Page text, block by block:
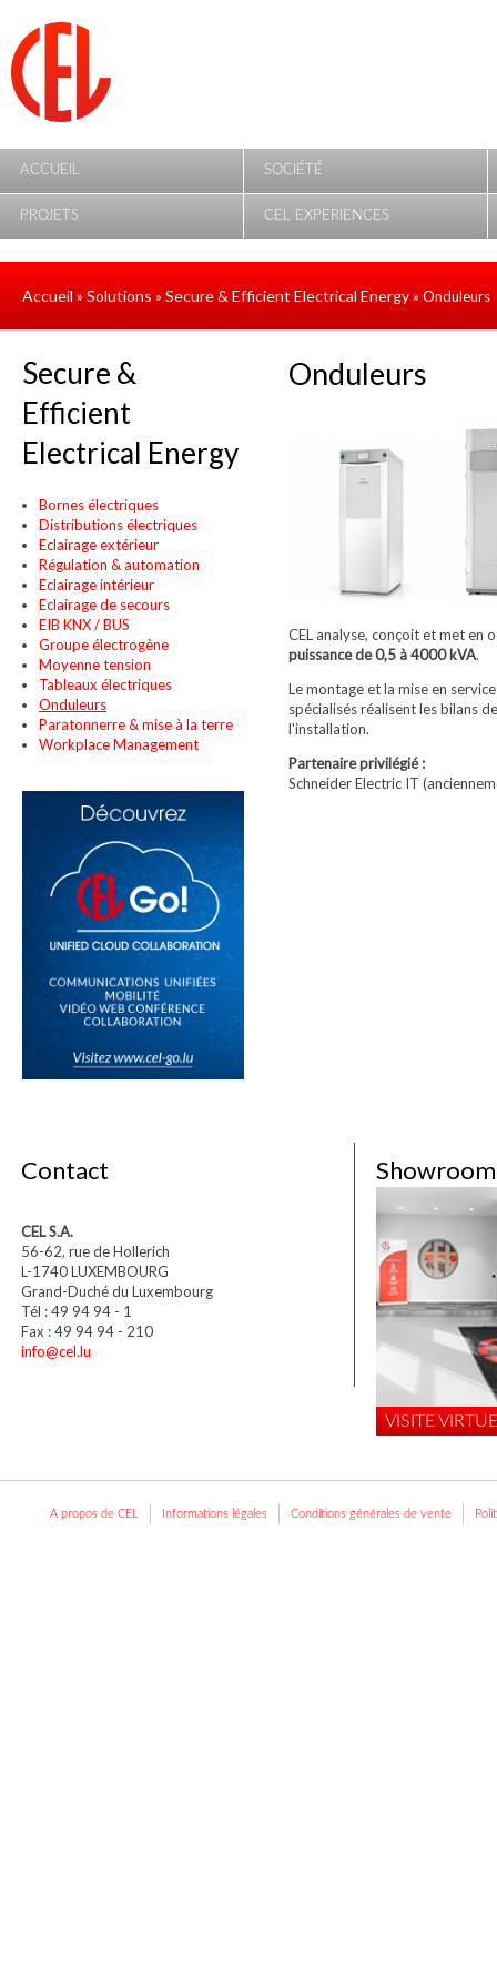
ACCUEIL SOCIÉTÉ
PROJETS CEL EXPERIENCES
Accueil » Solutions » Secure & Efficient Electrical Energy » Onduleurs
Onduleurs
CEL analyse, conçoit et met en
puissance de 0,5 à 4000 kVA.
Le montage et la mise en
spécialisés réalisent les bilans
l'installation.
Partenaire privilégié :
Schneider Electric IT
Secure &
Efficient
Electrical Energy
Bornes électriques
Distributions électriques
Eclairage extérieur
Régulation & automation
Eclairage intérieur
Eclairage de secours
EIB KNX / BUS
Groupe électrogène
Moyenne tension
Tableaux électriques
Onduleurs
Paratonnerre & mise à la terre
Workplace Management
Contact
CEL S.A.
56-62, rue de Hollerich
L-1740 LUXEMBOURG
Grand-Duché du Luxembourg
Tél : 49 94 94 - 1
Fax : 49 94 94 - 210
info@cel.lu
Showroom
VISITE
A propos de CEL Informations légales Conditions générales de vente